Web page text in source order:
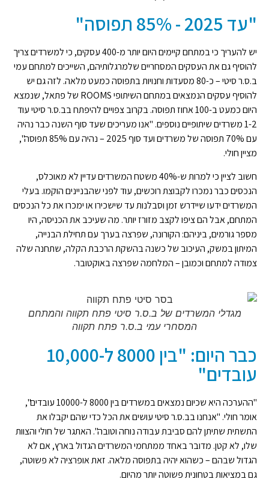
"עד 2025 - 85% תפוסה"
יש להעריך כי במתחם קיימים היום יותר מ-400 עסקים, כי למשרדים צריך
להוסיף גם את העסקים המסחריים שלמרגלותיהם, השייכים למתחם עמי
ב.ס.ר סיטי – כ-80 מסעדות וחנויות בתפוסה כמעט מלאה. לזה גם יש
להוסיף עסקים הנמצאים במתחם השיתופי ROOMS של פתאל, שנמצא
היום כמעט ב-100 אחוז תפוסה. בקרוב צפויים להיפתח בב.ס.ר סיטי עוד
1-2 משרדים שיתופיים נוספים. "אנו מעריכים שעד סוף השנה כבר נהיה
עם 70% תפוסה של משרדים ועד סוף 2025 – נהיה עם 85% תפוסה",
מציין חולי.
חשוב לציין כי למרות ש-40% משטח המשרדים עדיין לא מאוכלס,
הנכסים כבר נמכרו לקבוצת רוכשים, עוד לפני שהבניינים הוקמו. בעלי
המשרדים ידעו שיידרש זמן וסבלנות עד שישכירו או ימכרו את כל הנכסים
המתחם, אבל הם ציפו לקצב מזורז יותר. מה שעיכב את הכניסה, היו
מספר גורמים, ביניהם: הקורונה, שפרצה בערך עם תחילת הבנייה,
המיתון במשק, העיכוב של כשנה בהשקת הרכבת הקלה, שתחנה שלה
צמודה למתחם וכמובן – המלחמה שפרצה באוקטובר.
מגדלי המשרדים של ב.ס.ר סיטי פתח תקווה והמתחם
המסחרי עמי ב.ס.ר פתח תקווה
כבר היום: "בין 8000 ל-10,000
עובדים"
"ההערכה היא שכיום נמצאים במשרדים בין 8000 ל-10000 עובדים",
אומר חולי. "אנחנו בב.ס.ר סיטי עושים את הכל כדי שהם יקבלו את
התשתית שתיתן להם סביבת עבודה נוחה וטובה". האתגר של חולי והצוות
שלו, לא קטן. מדובר באחד ממתחמי המשרדים הגדול בארץ, אם לא
הגדול שבהם – כשהוא יהיה בתפוסה מלאה. זאת אופרציה לא פשוטה,
גם במציאות בטחונית פשוטה יותר מהיום.